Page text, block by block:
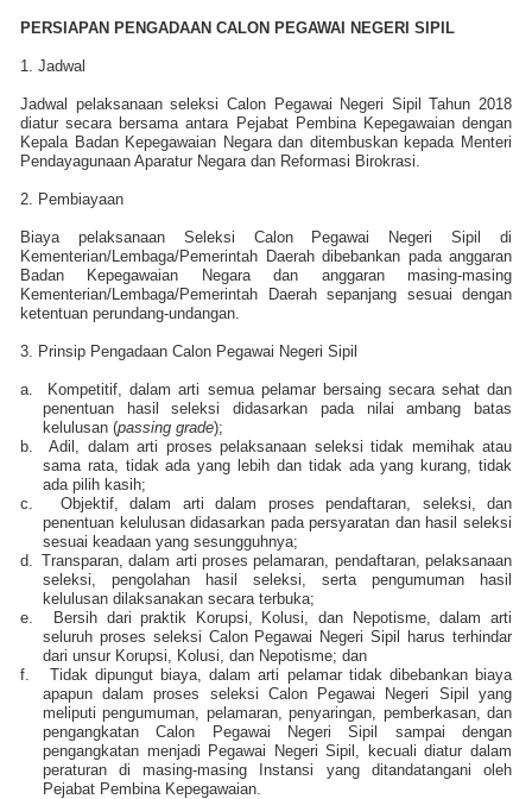
PERSIAPAN PENGADAAN CALON PEGAWAI NEGERI SIPIL
1. Jadwal
Jadwal pelaksanaan seleksi Calon Pegawai Negeri Sipil Tahun 2018
diatur secara bersama antara Pejabat Pembina Kepegawaian dengan
Kepala Badan Kepegawaian Negara dan ditembuskan kepada Menteri
Pendayagunaan Aparatur Negara dan Reformasi Birokrasi.
2. Pembiayaan
Biaya pelaksanaan Seleksi Calon Pegawai Negeri Sipil di
Kementerian/Lembaga/Pemerintah Daerah dibebankan pada anggaran
Badan Kepegawaian Negara dan anggaran masing-masing
Kementerian/Lembaga/Pemerintah Daerah sepanjang sesuai dengan
ketentuan perundang-undangan.
3. Prinsip Pengadaan Calon Pegawai Negeri Sipil
a.
Kompetitif, dalam arti semua pelamar bersaing secara sehat dan
penentuan hasil seleksi didasarkan pada nilai ambang batas
kelulusan (passing grade);
b.
Adil, dalam arti proses pelaksanaan seleksi tidak memihak atau
sama rata, tidak ada yang lebih dan tidak ada yang kurang, tidak
ada pilih kasih;
c.
Objektif, dalam arti dalam proses pendaftaran, seleksi, dan
penentuan kelulusan didasarkan pada persyaratan dan hasil seleksi
sesuai keadaan yang sesungguhnya;
d.
Transparan, dalam arti proses pelamaran, pendaftaran, pelaksanaan
seleksi, pengolahan hasil seleksi, serta pengumuman hasil
kelulusan dilaksanakan secara terbuka;
e.
Bersih dari praktik Korupsi, Kolusi, dan Nepotisme, dalam arti
seluruh proses seleksi Calon Pegawai Negeri Sipil harus terhindar
dari unsur Korupsi, Kolusi, dan Nepotisme; dan
f.
Tidak dipungut biaya, dalam arti pelamar tidak dibebankan biaya
apapun dalam proses seleksi Calon Pegawai Negeri Sipil yang
meliputi pengumuman, pelamaran, penyaringan, pemberkasan, dan
pengangkatan Calon Pegawai Negeri Sipil sampai dengan
pengangkatan menjadi Pegawai Negeri Sipil, kecuali diatur dalam
peraturan di masing-masing Instansi yang ditandatangani oleh
Pejabat Pembina Kepegawaian.